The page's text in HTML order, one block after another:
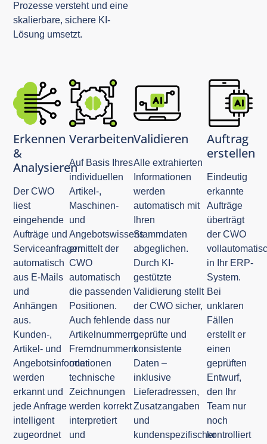
Prozesse versteht und eine
skalierbare, sichere KI-
Lösung umsetzt.
Erkennen
&
Analysieren
Der CWO
liest
eingehende
Aufträge und
Serviceanfragen
automatisch
aus E-Mails
und
Anhängen
aus.
Kunden-,
Artikel- und
Angebotsinformationen
werden
erkannt und
jede Anfrage
intelligent
zugeordnet
Verarbeiten
Auf Basis Ihres
individuellen
Artikel-,
Maschinen-
und
Angebotswissens
ermittelt der
CWO
automatisch
die passenden
Positionen.
Auch fehlende
Artikelnummern,
Fremdnummern
oder
technische
Zeichnungen
werden korrekt
interpretiert
und
Validieren
Alle extrahierten
Informationen
werden
automatisch mit
Ihren
Stammdaten
abgeglichen.
Durch KI-
gestützte
Validierung stellt
der CWO sicher,
dass nur
geprüfte und
konsistente
Daten –
inklusive
Lieferadressen,
Zusatzangaben
und
kundenspezifischer
Auftrag
erstellen
Eindeutig
erkannte
Aufträge
überträgt
der CWO
in Ihr ERP-
System.
Bei
unklaren
Fällen
erstellt er
einen
geprüften
Entwurf,
den Ihr
Team nur
noch
kontrolliert